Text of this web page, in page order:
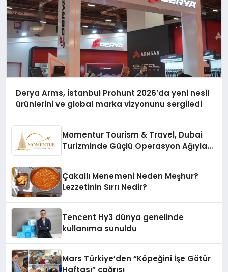
Derya Arms, İstanbul Prohunt 2026’da yeni nesil
ürünlerini ve global marka vizyonunu sergiledi
Momentur Tourism & Travel, Dubai
Turizminde Güçlü Operasyon Ağıyla
Çakallı Menemeni Neden Meşhur?
Lezzetinin Sırrı Nedir?
Tencent Hy3 dünya genelinde
kullanıma sunuldu
Mars Türkiye’den “Köpeğini İşe Götür
Haftası” çağrısı